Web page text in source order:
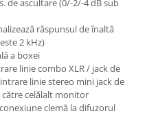
de ascultare (0/-2/-4 dB sub
răspunsul de înaltă
2 kHz)
a boxei
linie combo XLR / jack de
linie stereo mini jack de
către celălalt monitor
clemă la difuzorul